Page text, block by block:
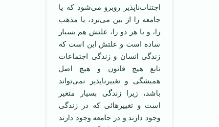
اجتناب‌ناپذیر روبرو می‌شود که یا
جامعه را از بین می‌برد، یا مذهب
را، و یا هر دو را، علتش هم بسیار
ساده است و علتش این است که
زندگی انسان و زندگی اجتماعات
تابع هیچ قانون و هیچ اصل
همیشگی و تغییرناپذیر نمی‌تواند
باشد، زیرا زندگی بسیار متغیر
است و تغییرهائی که در زندگی
وجود دارند و در جامعه وجود دارند